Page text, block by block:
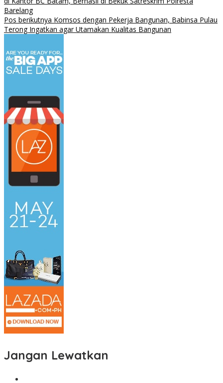
Barelang
Pos berikutnya Komsos dengan Pekerja Bangunan, Babinsa Pulau
Terong Ingatkan agar Utamakan Kualitas Bangunan
Jangan Lewatkan